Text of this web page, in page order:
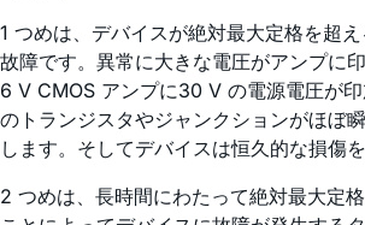
1 つめは、デバイスが絶対最大定格を超
故障です。異常に大きな電圧がアンプに
6 V CMOS アンプに30 V の電源電圧が
のトランジスタやジャンクションがほぼ
します。そしてデバイスは恒久的な損傷を
2 つめは、長時間にわたって絶対最大定